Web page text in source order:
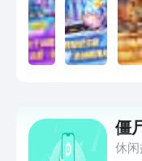
僵
休